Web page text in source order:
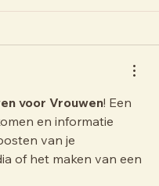
voor Vrouwen! Een
en informatie
van je
of het maken van een